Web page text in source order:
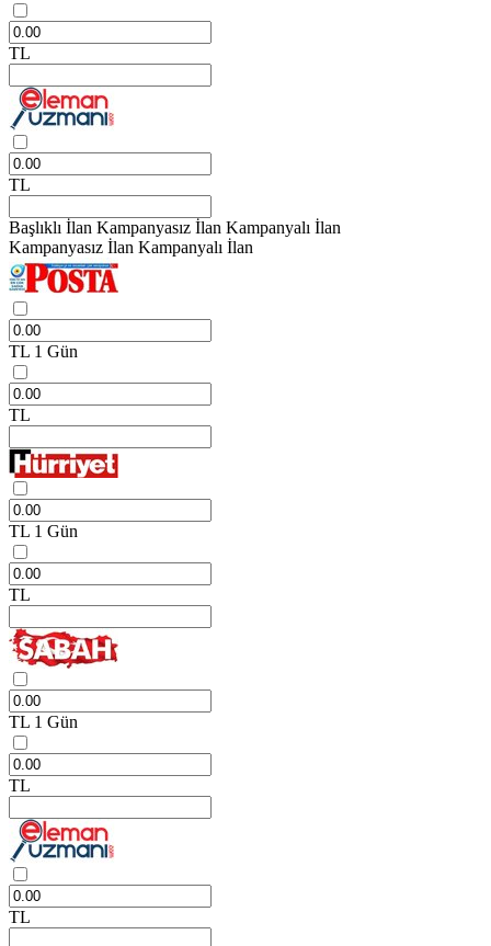
TL
TL
Başlıklı İlan Kampanyasız İlan Kampanyalı İlan
Kampanyasız İlan Kampanyalı İlan
TL 1 Gün
TL
TL 1 Gün
TL
TL 1 Gün
TL
TL